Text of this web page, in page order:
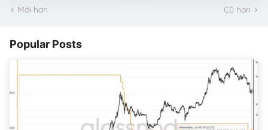
Mới hơn Cũ hơn
Popular Posts